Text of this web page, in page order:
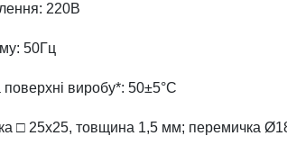
220В
50Гц
виробу*: 50±5°C
□ 25х25, товщина 1,5 мм; перемичка